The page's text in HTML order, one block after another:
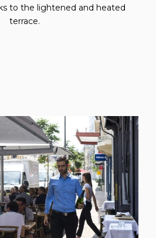
to the lightened and heated
terrace.